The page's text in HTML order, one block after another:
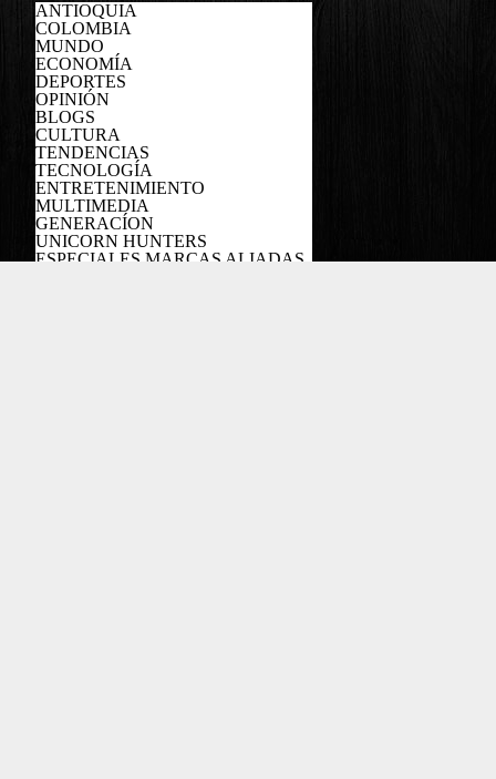
ANTIOQUIA
COLOMBIA
MUNDO
ECONOMÍA
DEPORTES
OPINIÓN
BLOGS
CULTURA
TENDENCIAS
TECNOLOGÍA
ENTRETENIMIENTO
MULTIMEDIA
GENERACÍON
UNICORN HUNTERS
ESPECIALES MARCAS ALIADAS